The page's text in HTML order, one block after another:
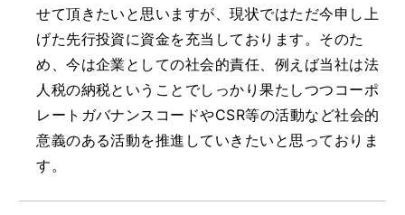
せて頂きたいと思いますが、現状ではただ今申し上
げた先行投資に資金を充当しております。そのた
め、今は企業としての社会的責任、例えば当社は法
人税の納税ということでしっかり果たしつつコーポ
レートガバナンスコードやCSR等の活動など社会的
意義のある活動を推進していきたいと思っておりま
す。